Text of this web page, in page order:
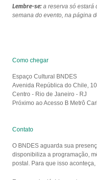
Lembre-se:a reserva só estará
semana do evento, na página
Como chegar
Espaço Cultural BNDES
Avenida República do Chile,
Centro - Rio de Janeiro - RJ
Próximo ao Acesso B Metrô
Contato
O BNDES aguarda sua
disponibiliza a programação,
postal. Para que isso aconteça,